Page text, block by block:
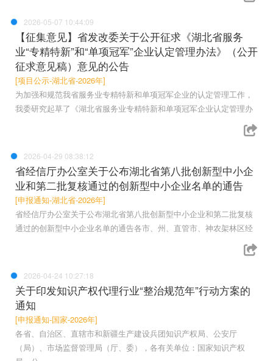
2026-05-07 10:44:09
【征集意见】省发改委关于公开征求《湖北省服务
业“专精特新”和“单项冠军”企业认定管理办法》（公开
征求意见稿）意见的公告
[项目公示-湖北省-2026年]
为加强和规范我省服务业专精特新和单项冠军企业的认定管理工作，
我委研究起草了《湖北省服务业专精特新和单项冠军企业认定管理办
2026-04-29 08:38:12
省经信厅办公室关于公布湖北省第八批创新型中小企
业和第二批复核通过的创新型中小企业名单的通告
[申报通知-湖北省-2026年]
省经信厅办公室关于公布湖北省第八批创新型中小企业和第二批复核
通过的创新型中小企业名单的通告各市、州、直管市、神农架林区经
2026-04-24 10:27:18
关于印发知识产权代理行业“整治规范年”行动方案的
通知
[申报通知-国家-2026年]
各省、自治区、直辖市和新疆生产建设兵团知识产权局、公安厅
（局）、市场监督管理局（厅、委），各有关单位：国家知识产权